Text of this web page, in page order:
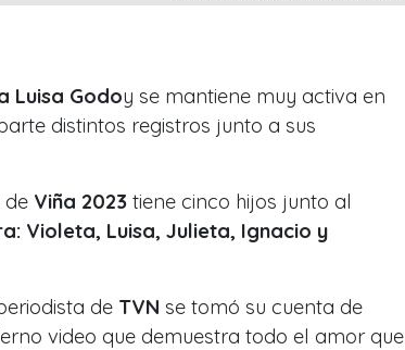
Luisa Godoy se mantiene muy activa en
distintos registros junto a sus
de Viña 2023 tiene cinco hijos junto al
Violeta, Luisa, Julieta, Ignacio y
de TVN se tomó su cuenta de
video que demuestra todo el amor que